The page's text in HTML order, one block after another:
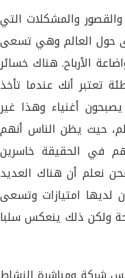
والقصور والمشكلات التي
حول العالم وهي تسعى
الأرباح. هناك خسائر
تعتبر أنك عندما تأخذ
أغنياء وهذا غير
حيث يظن الناس أنهم
في الحقيقة خاسرين
نعلم أن هناك العديد
لديها امتيازات وتسعى
ولكن ذلك ينعكس سلبا